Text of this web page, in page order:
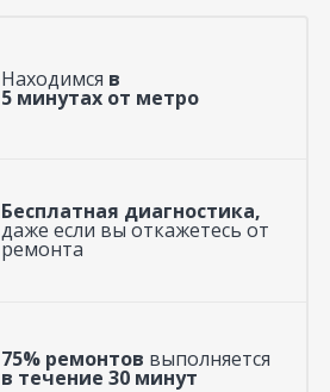
Находимся в
5 минутах от метро
Бесплатная диагностика,
даже если вы откажетесь от
ремонта
75% ремонтов выполняется
в течение 30 минут